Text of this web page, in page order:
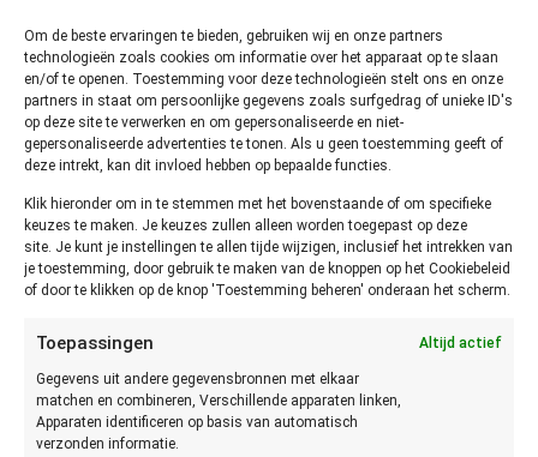
Om de beste ervaringen te bieden, gebruiken wij en onze partners
technologieën zoals cookies om informatie over het apparaat op te slaan
en/of te openen. Toestemming voor deze technologieën stelt ons en onze
partners in staat om persoonlijke gegevens zoals surfgedrag of unieke ID's
op deze site te verwerken en om gepersonaliseerde en niet-
gepersonaliseerde advertenties te tonen. Als u geen toestemming geeft of
deze intrekt, kan dit invloed hebben op bepaalde functies.
Klik hieronder om in te stemmen met het bovenstaande of om specifieke
keuzes te maken. Je keuzes zullen alleen worden toegepast op deze
site. Je kunt je instellingen te allen tijde wijzigen, inclusief het intrekken van
je toestemming, door gebruik te maken van de knoppen op het Cookiebeleid
of door te klikken op de knop 'Toestemming beheren' onderaan het scherm.
Toepassingen Altijd actief
Gegevens uit andere gegevensbronnen met elkaar
matchen en combineren, Verschillende apparaten linken,
Apparaten identificeren op basis van automatisch
verzonden informatie.
Oesters
(geopend in
schaal)
Direct
consumeren
1 dag n.v.t.
Hoe kun
je
vaststellen of oesters niet meer
goed zijn?